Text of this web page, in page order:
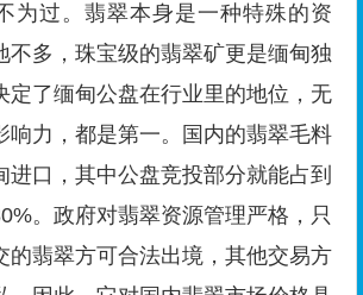
为过。翡翠本身是一种特殊的资
不多，珠宝级的翡翠矿更是缅甸独
定了缅甸公盘在行业里的地位，无
响力，都是第一。国内的翡翠毛料
进口，其中公盘竞投部分就能占到
。政府对翡翠资源管理严格，只
的翡翠方可合法出境，其他交易方